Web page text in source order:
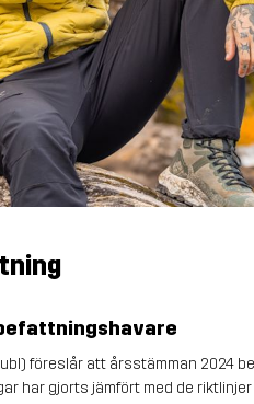
föreslår att årsstämman
har gjorts jämfört med de